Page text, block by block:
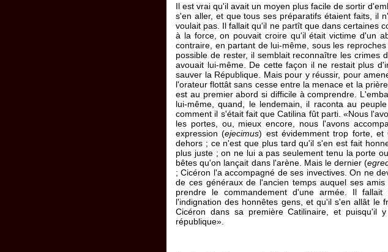
Il est vrai qu'il avait un moyen plus facile de sortir
s'en aller, et que tous ses préparatifs étaient faits, il
voulait pas. Il fallait qu'il ne partît que dans certaines
à la force, on pouvait croire qu'il était victime d'un
contraire, en partant de lui-même, sous les
possible de rester, il semblait reconnaître les crimes
avouait lui-même. De cette façon il ne restait plus
sauver la République. Mais pour y réussir, pour
l'orateur flottât sans cesse entre la menace et la
est au premier abord si difficile à comprendre.
lui-même, quand, le lendemain, il raconta au
comment il s'était fait que Catilina fût parti. «Nous
les portes, ou, mieux encore, nous l'avons
expression (ejecimus) est évidemment trop forte, et
dehors ; ce n'est que plus tard qu'il s'en est fait
plus juste ; on ne lui a pas seulement tenu la porte
bêtes qu'on lançait dans l'arène. Mais le dernier (
; Cicéron l'a accompagné de ses invectives. On ne
de ces généraux de l'ancien temps auquel ses
prendre le commandement d'une armée. Il
l'indignation des honnêtes gens, et qu'il s'en allât le
Cicéron dans sa première Catilinaire, et
république».